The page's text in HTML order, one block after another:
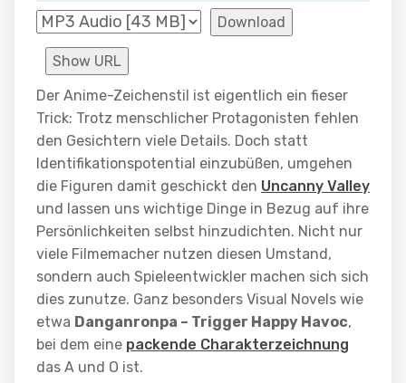
Download
Show URL
Der Anime-Zeichenstil ist eigentlich ein fieser
Trick: Trotz menschlicher Protagonisten fehlen
den Gesichtern viele Details. Doch statt
Identifikationspotential einzubüßen, umgehen
die Figuren damit geschickt den Uncanny Valley
und lassen uns wichtige Dinge in Bezug auf ihre
Persönlichkeiten selbst hinzudichten. Nicht nur
viele Filmemacher nutzen diesen Umstand,
sondern auch Spieleentwickler machen sich sich
dies zunutze. Ganz besonders Visual Novels wie
etwa Danganronpa – Trigger Happy Havoc,
bei dem eine packende Charakterzeichnung
das A und O ist.